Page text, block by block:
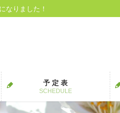
なりました！
予 定 表
SCHEDULE